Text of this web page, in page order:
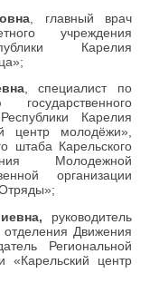
, главный врач
учреждения
Карелия
, специалист по
Карелия
центр молодёжи»,
штаба Карельского
Молодежной
организации
руководитель
отделения Движения
Региональной
«Карельский центр